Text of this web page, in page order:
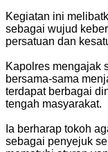
Kegiatan ini
sebagai wujud
persatuan dan
Kapolres mengajak
bersama-sama
terdapat berbagai
tengah masyarakat.
Ia berharap tokoh
sebagai penyejuk